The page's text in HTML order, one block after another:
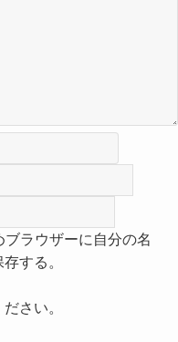
ラウザーに自分の名
する。
さい。